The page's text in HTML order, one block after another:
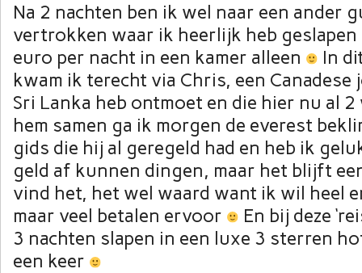
Na 2 nachten ben ik wel naar een ander
vertrokken waar ik heerlijk heb
euro per nacht in een kamer alleen
In
kwam ik terecht via Chris, een Canadese
Sri Lanka heb ontmoet en die hier nu al
hem samen ga ik morgen de everest
gids die hij al geregeld had en heb ik
geld af kunnen dingen, maar het blijft
vind het, het wel waard want ik wil heel
maar veel betalen ervoor
En bij deze
3 nachten slapen in een luxe 3 sterren
een keer